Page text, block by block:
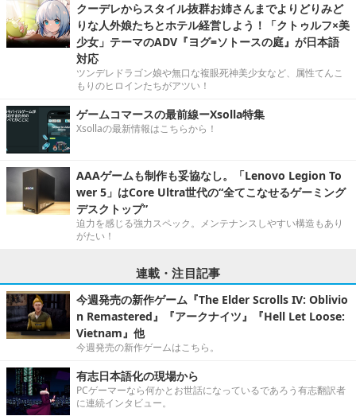
クーデレからスタイル抜群お姉さんまでよりどりみど
りな人外娘たちとホテル経営しよう！「クトゥルフ×美
少女」テーマのADV『ヨグ=ソトースの庭』が日本語
対応
ツンデレドラゴン娘や無口な複眼死神美少女など、属性てんこ
もりのヒロインたちがアツい！
ゲームコマースの最前線ーXsolla特集
Xsollaの最新情報はこちらから！
AAAゲームも制作も妥協なし。「Lenovo Legion To
wer 5」はCore Ultra世代の“全てこなせるゲーミング
デスクトップ”
迫力を感じる強力スペック。メンテナンスしやすい構造もあり
がたい！
連載・注目記事
今週発売の新作ゲーム『The Elder Scrolls IV: Oblivio
n Remastered』『アークナイツ』『Hell Let Loose:
Vietnam』他
今週発売の新作ゲームはこちら。
有志日本語化の現場から
PCゲーマーなら何かとお世話になっているであろう有志翻訳者
に連続インタビュー。